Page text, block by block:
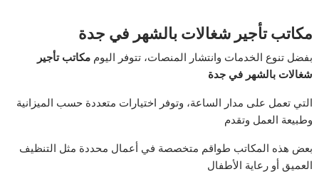
مكاتب تأجير شغالات بالشهر في جدة
بفضل تنوع الخدمات وانتشار المنصات، تتوفر اليوممكاتب تأجير
شغالات بالشهر في جدة
التي تعمل على مدار الساعة، وتوفر اختيارات متعددة حسب الميزانية
وطبيعة العمل وتقدم
بعض هذه المكاتب طواقم متخصصة في أعمال محددة مثل التنظيف
العميق أو رعاية الأطفال